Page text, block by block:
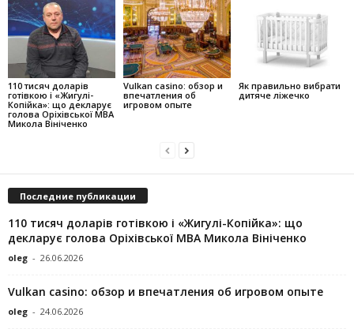
110 тисяч доларів
готівкою і «Жигулі-
Копійка»: що декларує
голова Оріхівської МВА
Микола Вініченко
Vulkan casino: обзор и
впечатления об
игровом опыте
Як правильно вибрати
дитяче ліжечко
Последние публикации
110 тисяч доларів готівкою і «Жигулі-Копійка»: що
декларує голова Оріхівської МВА Микола Вініченко
oleg - 26.06.2026
Vulkan casino: обзор и впечатления об игровом опыте
oleg - 24.06.2026